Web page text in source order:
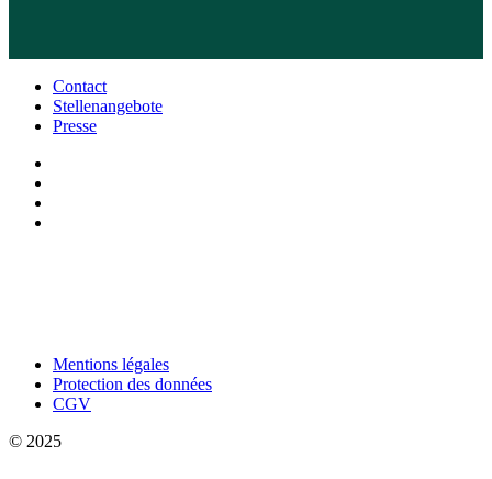
Contact
Stellenangebote
Presse
Mentions légales
Protection des données
CGV
© 2025